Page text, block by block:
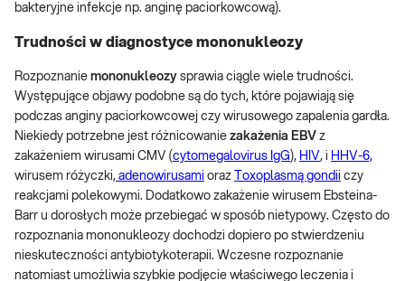
bakteryjne infekcje np. anginę paciorkowcową).
Trudności w diagnostyce mononukleozy
Rozpoznanie mononukleozy sprawia ciągle wiele trudności.
Występujące objawy podobne są do tych, które pojawiają się
podczas anginy paciorkowcowej czy wirusowego zapalenia gardła.
Niekiedy potrzebne jest różnicowanie zakażenia EBV z
zakażeniem wirusami CMV (cytomegalovirus IgG), HIV, i HHV-6,
wirusem różyczki, adenowirusami oraz Toxoplasmą gondii czy
reakcjami polekowymi. Dodatkowo zakażenie wirusem Ebsteina-
Barr u dorosłych może przebiegać w sposób nietypowy. Często do
rozpoznania mononukleozy dochodzi dopiero po stwierdzeniu
nieskuteczności antybiotykoterapii. Wczesne rozpoznanie
natomiast umożliwia szybkie podjęcie właściwego leczenia i